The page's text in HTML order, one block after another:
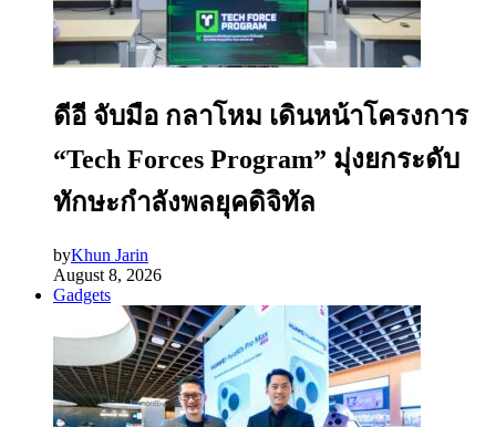
ดีอี จับมือ กลาโหม เดินหน้าโครงการ
“Tech Forces Program” มุ่งยกระดับ
ทักษะกำลังพลยุคดิจิทัล
byKhun Jarin
August 8, 2026
Gadgets